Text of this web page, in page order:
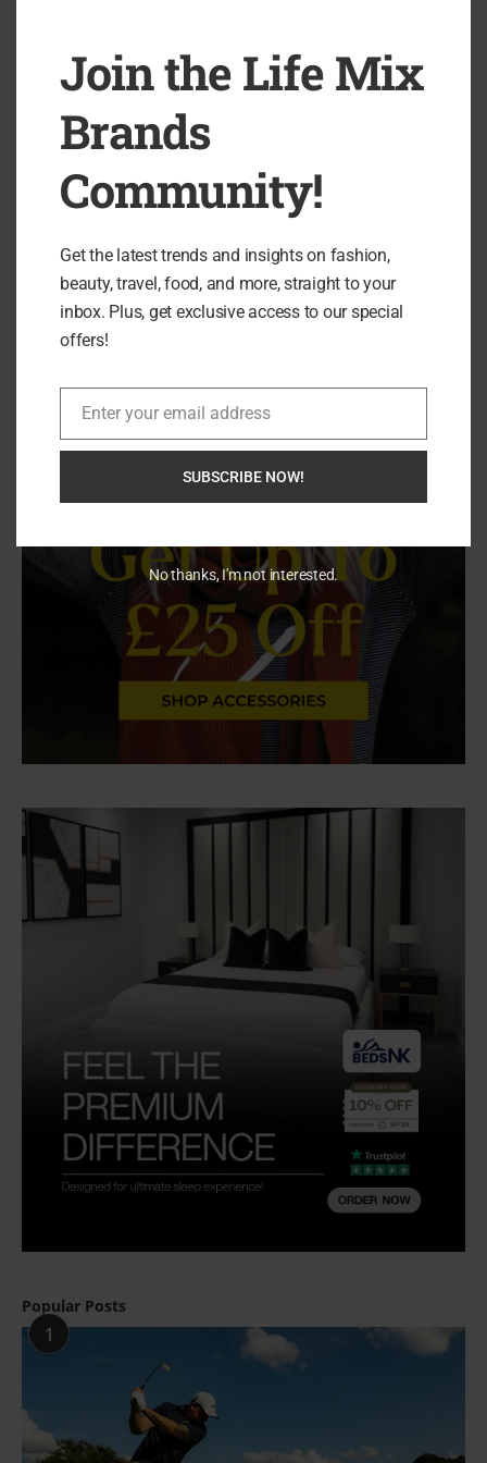
Search
Popular Posts
1
Join the Life Mix
Brands
Community!
Get the latest trends and insights on fashion,
beauty, travel, food, and more, straight to your
inbox. Plus, get exclusive access to our special
offers!
EmailEnter your email address
SUBSCRIBE NOW!
No thanks, I'm not interested.